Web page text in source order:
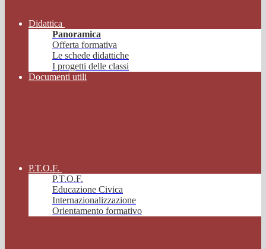
Didattica
Panoramica
Offerta formativa
Le schede didattiche
I progetti delle classi
Documenti utili
P.T.O.F.
P.T.O.F.
Educazione Civica
Internazionalizzazione
Orientamento formativo